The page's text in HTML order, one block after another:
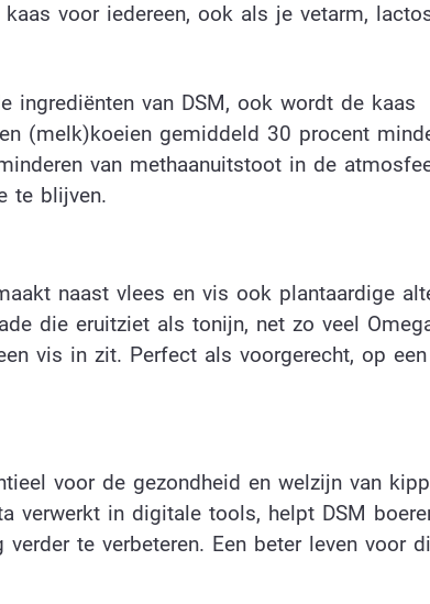
voor iedereen, ook als je vetarm,
ingrediënten van DSM, ook wordt de kaas
(melk)koeien gemiddeld 30 procent
van methaanuitstoot in de
te blijven.
naast vlees en vis ook plantaardige
die eruitziet als tonijn, net zo veel
vis in zit. Perfect als voorgerecht, op een
voor de gezondheid en welzijn van
verwerkt in digitale tools, helpt DSM
te verbeteren. Een beter leven voor